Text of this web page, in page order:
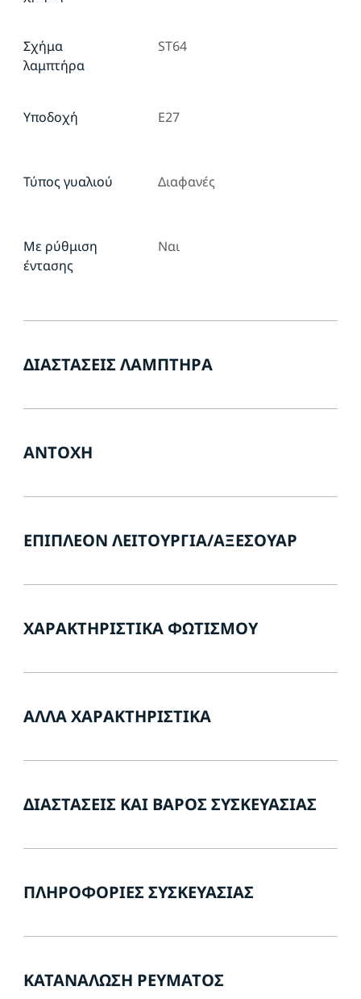
Σχήμα
λαμπτήρα
ST64
Υποδοχή E27
Τύπος γυαλιού Διαφανές
Με ρύθμιση
έντασης
Ναι
ΔΙΑΣΤΆΣΕΙΣ ΛΑΜΠΤΉΡΑ
ΑΝΤΟΧΉ
ΕΠΙΠΛΈΟΝ ΛΕΙΤΟΥΡΓΊΑ/ΑΞΕΣΟΥΆΡ
ΧΑΡΑΚΤΗΡΙΣΤΙΚΆ ΦΩΤΙΣΜΟΎ
ΆΛΛΑ ΧΑΡΑΚΤΗΡΙΣΤΙΚΆ
ΔΙΑΣΤΆΣΕΙΣ ΚΑΙ ΒΆΡΟΣ ΣΥΣΚΕΥΑΣΊΑΣ
ΠΛΗΡΟΦΟΡΊΕΣ ΣΥΣΚΕΥΑΣΊΑΣ
ΚΑΤΑΝΆΛΩΣΗ ΡΕΎΜΑΤΟΣ